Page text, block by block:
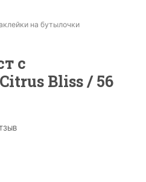
на бутылочки
с
Bliss / 56